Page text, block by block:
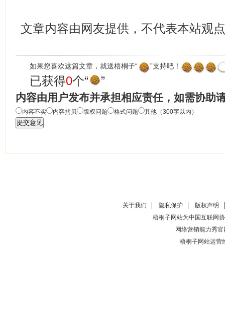
文章内容由网友提供，不代表本站观点
如果您喜欢这篇文章，就送梧桐子“ ”支持吧！
已获得0个“ ”
内容由用户发布并承担相应责任，如需协助
内容不实 内容拷贝 版权问题 格式问题 其他（300字以内）
关于我们 隐私保护
版权声明
梧桐子网站为中国互联网
网络营销能力秀官
梧桐子网站运营